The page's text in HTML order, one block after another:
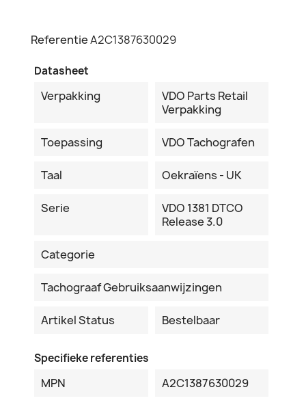
ReferentieA2C1387630029
Datasheet
Verpakking
VDO Parts Retail
Verpakking
Toepassing VDO Tachografen
Taal Oekraïens - UK
Serie
VDO 1381 DTCO
Release 3.0
Categorie
Tachograaf Gebruiksaanwijzingen
Artikel Status Bestelbaar
Specifieke referenties
MPN A2C1387630029